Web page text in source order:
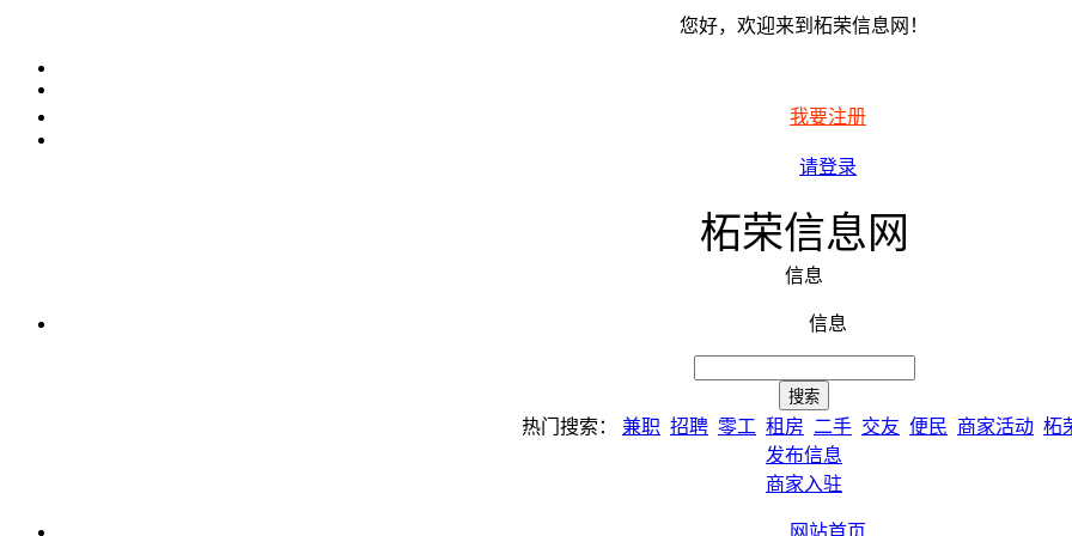
您好，欢迎来到柘荣信息网！
我要注册
请登录
柘荣信息网
信息
信息
热门搜索： 兼职 招聘 零工 租房 二手 交友 便民 商家活动 柘
发布信息
商家入驻
网站首页